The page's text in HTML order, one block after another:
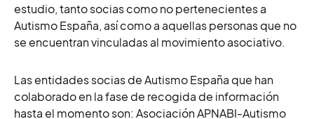
estudio, tanto socias como no pertenecientes a
Autismo España, así como a aquellas personas que no
se encuentran vinculadas al movimiento asociativo.
Las entidades socias de Autismo España que han
colaborado en la fase de recogida de información
hasta el momento son: Asociación APNABI-Autismo